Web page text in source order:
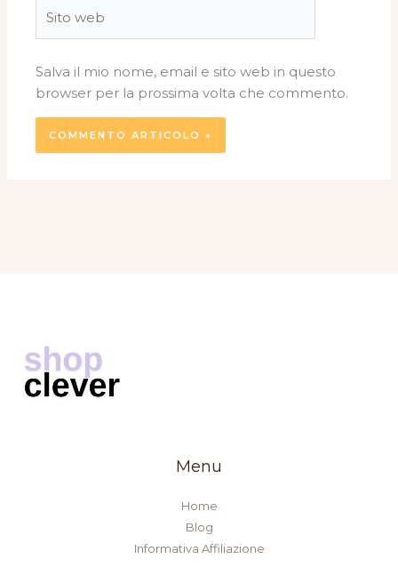
web
Salva il mio nome, email e sito web in questo
browser per la prossima volta che commento.
Menu
Home
Blog
Informativa Affiliazione